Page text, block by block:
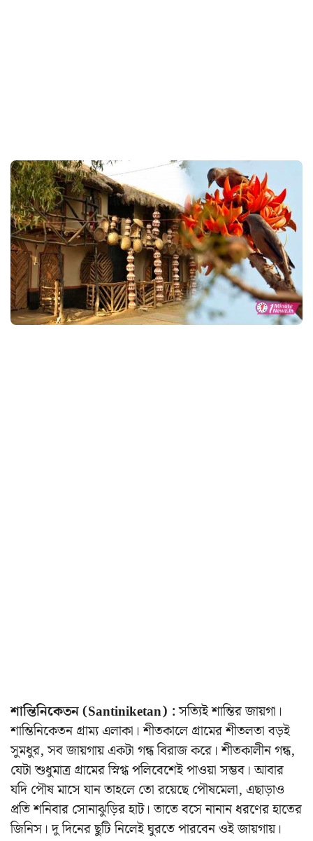
শান্তিনিকেতন (Santiniketan) :সত্যিই শান্তির জায়গা।
শান্তিনিকেতন গ্রাম্য এলাকা। শীতকালে গ্রামের শীতলতা বড়ই
সুমধুর, সব জায়গায় একটা গন্ধ বিরাজ করে। শীতকালীন গন্ধ,
যেটা শুধুমাত্র গ্রামের স্নিগ্ধ পলিবেশেই পাওয়া সম্ভব। আবার
যদি পৌষ মাসে যান তাহলে তো রয়েছে পৌষমেলা, এছাড়াও
প্রতি শনিবার সোনাঝুড়ির হাট। তাতে বসে নানান ধরণের হাতের
জিনিস। দু দিনের ছুটি নিলেই ঘুরতে পারবেন ওই জায়গায়।